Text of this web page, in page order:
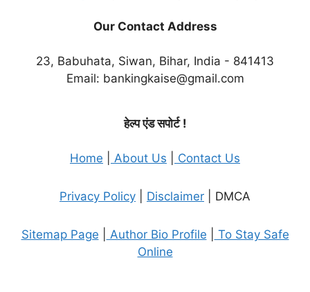
Our Contact Address
23, Babuhata, Siwan, Bihar, India - 841413
Email: bankingkaise@gmail.com
हेल्प एंड सपोर्ट !
Home About Us Contact Us
Privacy Policy Disclaimer | DMCA
Sitemap Page Author Bio Profile
To Stay Safe
Online